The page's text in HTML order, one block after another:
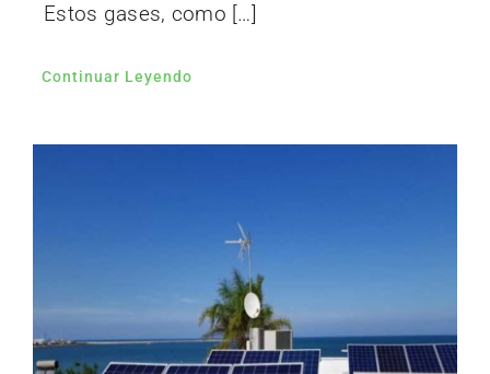
Estos gases, como […]
Continuar Leyendo